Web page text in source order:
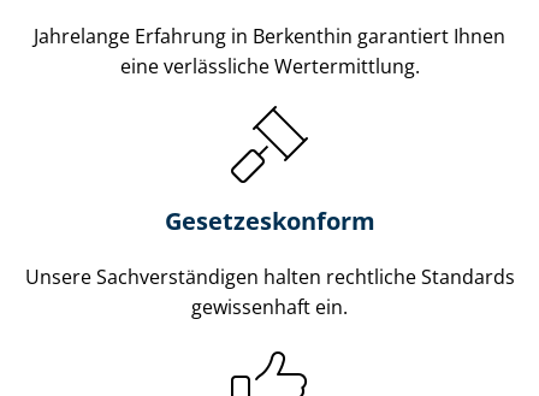
Jahrelange Erfahrung in Berkenthin garantiert Ihnen
eine verlässliche Wertermittlung.
Gesetzes­konform
Unsere Sach­ver­stän­di­gen halten rechtliche Standards
gewissenhaft ein.